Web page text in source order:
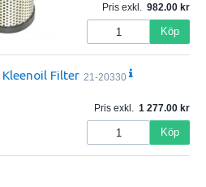
Pris exkl. 982.00
Köp
Kleenoil Filter 21-20330
Pris exkl. 1 277.00
Köp